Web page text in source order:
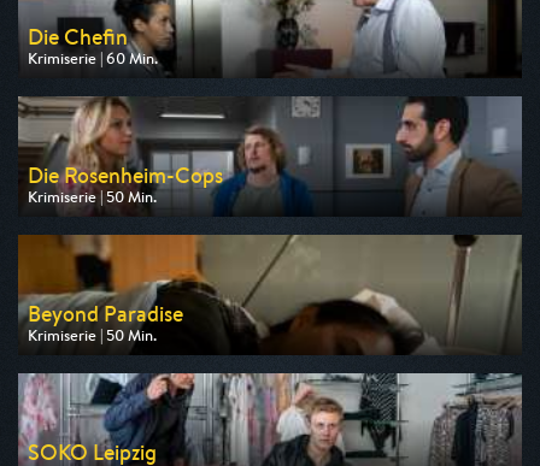
Die Chefin
Krimiserie | 60 Min.
Ausgestrahlt von ZDF
am 07.08.2026, 20:15
Die Rosenheim-Cops
Krimiserie | 50 Min.
Ausgestrahlt von ZDF
am 06.08.2026, 16:10
Beyond Paradise
Krimiserie | 50 Min.
Ausgestrahlt von ZDF
am 06.08.2026, 23:15
SOKO Leipzig